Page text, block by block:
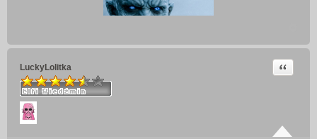
LuckyLolitka Cytuj